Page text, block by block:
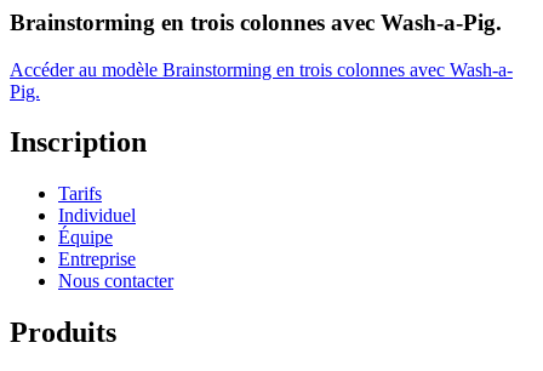
Brainstorming en trois colonnes avec Wash-a-Pig.
Accéder au modèle Brainstorming en trois colonnes avec Wash-a-
Pig.
Inscription
Tarifs
Individuel
Équipe
Entreprise
Nous contacter
Produits